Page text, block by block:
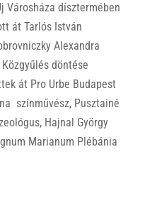
Városháza dísztermében
át Tarlós István
Alexandra
döntése
át Pro Urbe Budapest
színművész, Pusztainé
Hajnal György
Marianum Plébánia